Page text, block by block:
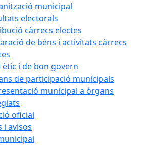
municipal
electorals
càrrecs electes
de béns i activitats càrrecs
ètic i de bon govern
de participació municipals
municipal a òrgans
oficial
i avisos